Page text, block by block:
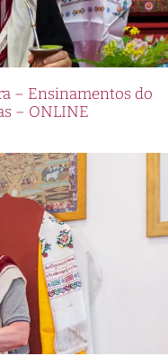
– Ensinamentos do
– ONLINE